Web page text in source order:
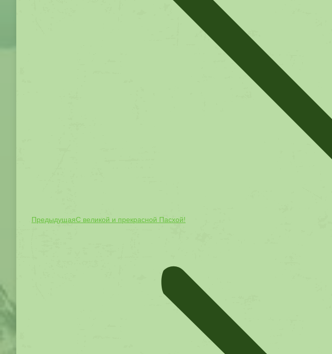
ПредыдущаяПредыдущая
С великой и прекрасной Пасхой!